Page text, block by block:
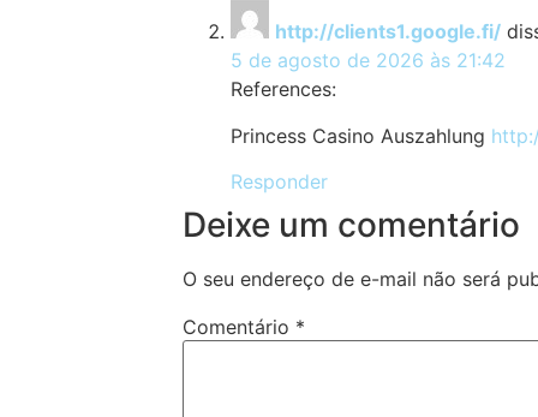
http://clients1.google.fi/
5 de agosto de 2026 às 21:42
References:
Princess Casino Auszahlung
Responder
Deixe um comentário
O seu endereço de e-mail não será
Comentário *